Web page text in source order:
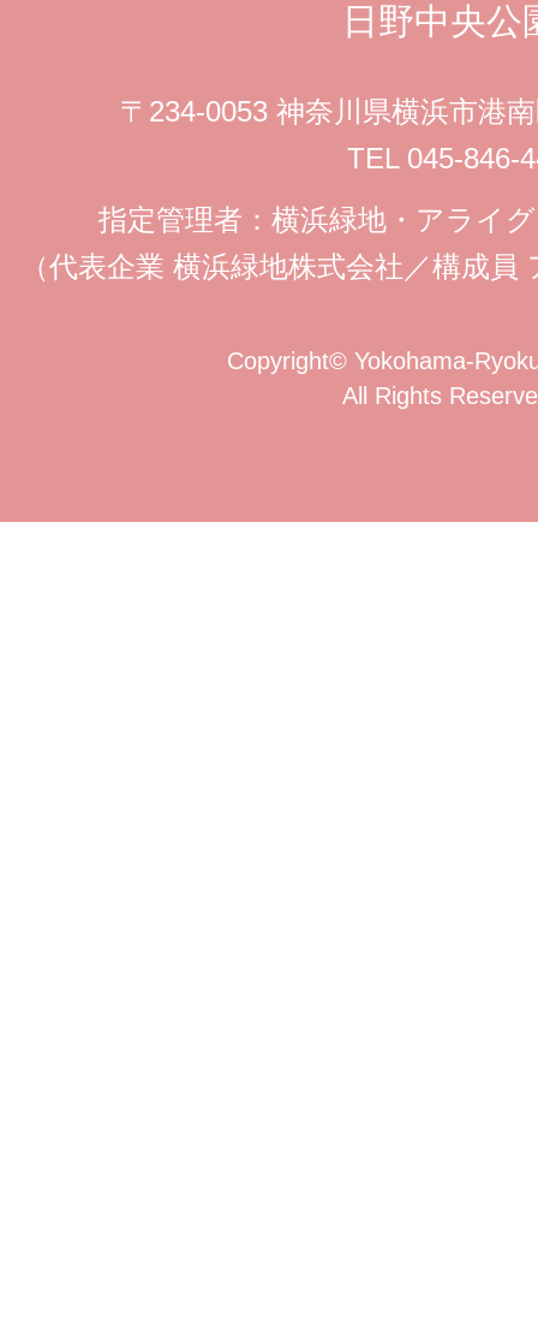
日野中央公
〒234-0053 神奈川県横浜市港
TEL 045-846-
指定管理者：横浜緑地・アライ
（代表企業 横浜緑地株式会社／構成
Copyright© Yokohama-
All Rights